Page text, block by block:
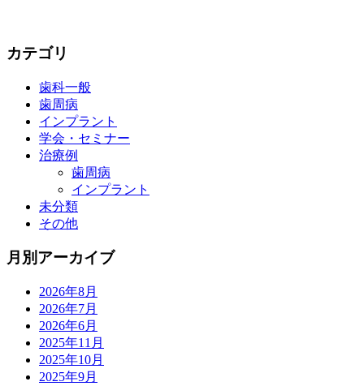
カテゴリ
歯科一般
歯周病
インプラント
学会・セミナー
治療例
歯周病
インプラント
未分類
その他
月別アーカイブ
2026年8月
2026年7月
2026年6月
2025年11月
2025年10月
2025年9月